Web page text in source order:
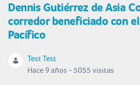
Dennis Gutiérrez de Asia
corredor beneficiado con
Pacífico
Test Test
Hace 9 años - 5055 visitas